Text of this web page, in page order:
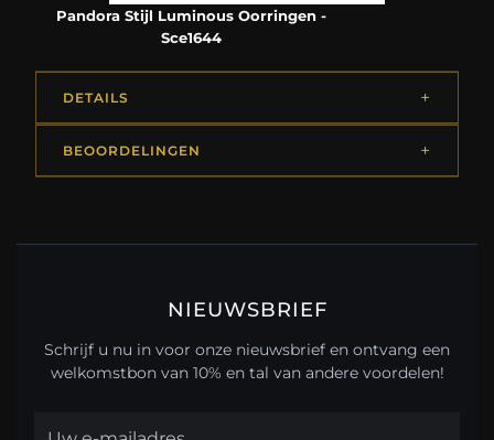
Pandora Stijl Luminous Oorringen -
Sce1644
DETAILS
BEOORDELINGEN
NIEUWSBRIEF
Schrijf u nu in voor onze nieuwsbrief en ontvang een
welkomstbon van 10% en tal van andere voordelen!